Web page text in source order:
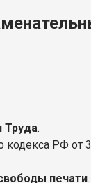
Труда.
кодекса РФ от
печати.